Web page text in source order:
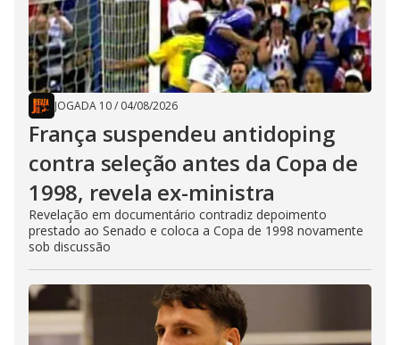
JOGADA 10/ 04/08/2026
França suspendeu antidoping
contra seleção antes da Copa de
1998, revela ex-ministra
Revelação em documentário contradiz depoimento
prestado ao Senado e coloca a Copa de 1998 novamente
sob discussão